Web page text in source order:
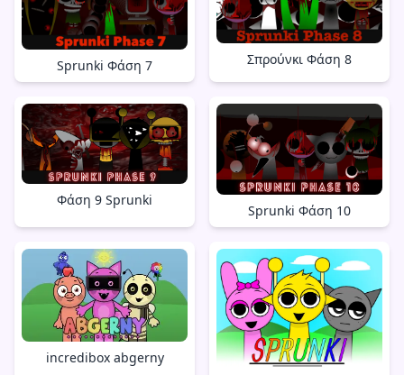
Sprunki Φάση 7 Σπρούνκι Φάση 8
Φάση 9 Sprunki
Sprunki Φάση 10
incredibox abgerny